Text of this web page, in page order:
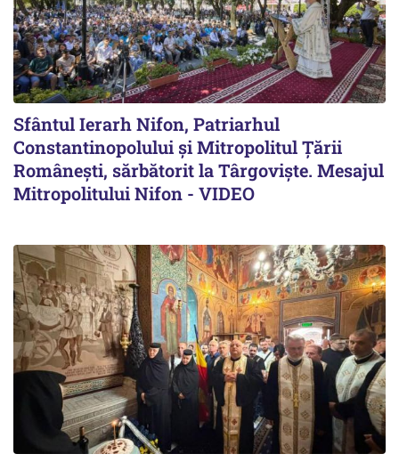
Sfântul Ierarh Nifon, Patriarhul
Constantinopolului și Mitropolitul Țării
Românești, sărbătorit la Târgoviște. Mesajul
Mitropolitului Nifon - VIDEO